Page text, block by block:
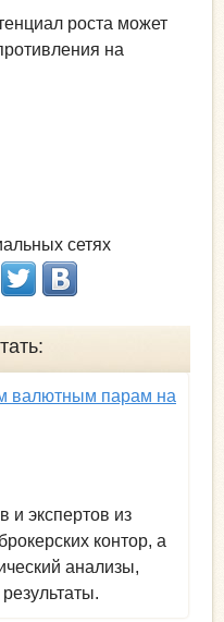
роста может
на
сетях
валютным парам на
и экспертов из
контор, а
анализы,